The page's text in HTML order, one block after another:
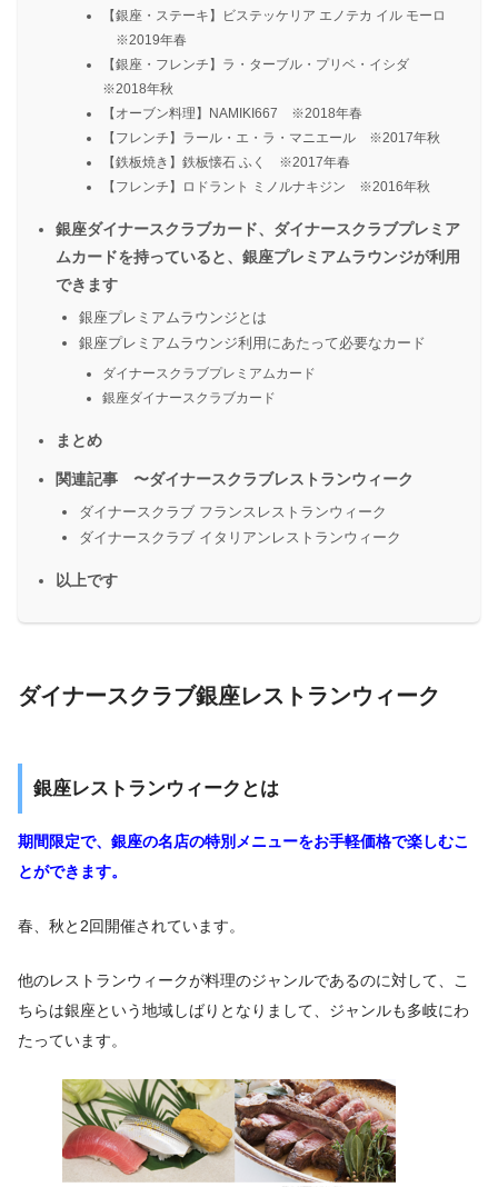
【銀座・ステーキ】ビステッケリア エノテカ イル モーロ
※2019年春
【銀座・フレンチ】ラ・ターブル・プリベ・イシダ
※2018年秋
【オーブン料理】NAMIKI667 ※2018年春
【フレンチ】ラール・エ・ラ・マニエール ※2017年秋
【鉄板焼き】鉄板懐石 ふく ※2017年春
【フレンチ】ロドラント ミノルナキジン ※2016年秋
銀座ダイナースクラブカード、ダイナースクラブプレミア
ムカードを持っていると、銀座プレミアムラウンジが利用
できます
銀座プレミアムラウンジとは
銀座プレミアムラウンジ利用にあたって必要なカード
ダイナースクラブプレミアムカード
銀座ダイナースクラブカード
まとめ
関連記事 〜ダイナースクラブレストランウィーク
ダイナースクラブ フランスレストランウィーク
ダイナースクラブ イタリアンレストランウィーク
以上です
ダイナースクラブ銀座レストランウィーク
銀座レストランウィークとは
期間限定で、銀座の名店の特別メニューをお手軽価格で楽しむこ
とができます。
春、秋と2回開催されています。
他のレストランウィークが料理のジャンルであるのに対して、こ
ちらは銀座という地域しばりとなりまして、ジャンルも多岐にわ
たっています。